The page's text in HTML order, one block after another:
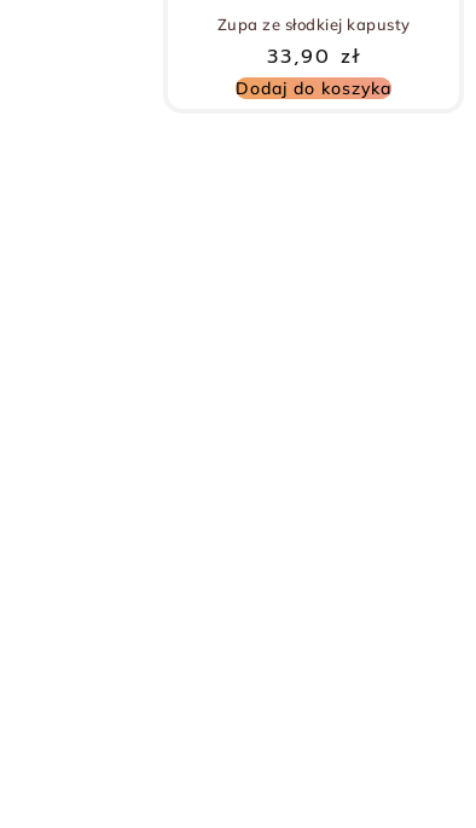
Zupa ze słodkiej kapusty
33,90 zł
Dodaj do koszyka